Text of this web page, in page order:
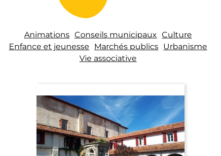
Animations Conseils municipaux Culture
Enfance et jeunesse
Marchés publics Urbanisme
Vie associative